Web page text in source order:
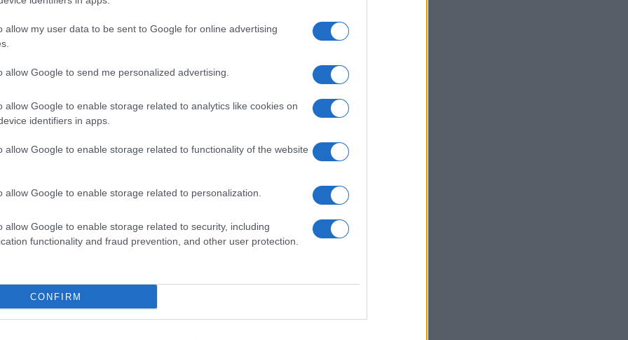
allow my user data to be sent to Google for online advertising
allow Google to send me personalized advertising.
allow Google to enable storage related to analytics like cookies on
identifiers in apps.
allow Google to enable storage related to functionality of the website
allow Google to enable storage related to personalization.
allow Google to enable storage related to security, including
functionality and fraud prevention, and other user protection.
CONFIRM
Paolo Ielo
Procura.
per il reato di interruzione di pubblico servizio. Si tratta
in modo irregolare per almeno 30 minuti in una
per mezzi pubblici. In alcuni casi, i più gravi, l’auto
tram causandone il blocco.
LOTITO>>>LEGGI QUI
genitori di Piscitelli